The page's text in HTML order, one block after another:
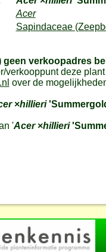
Acer
Sapindaceae
geen verkoopadres
verkooppunt deze
over de
×hillieri
'Acer×hillieri